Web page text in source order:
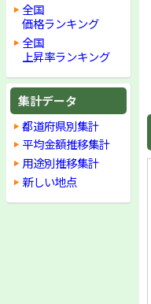
全国
価格ランキング
全国
上昇率ランキング
集計データ
都道府県別集計
平均金額推移集計
用途別推移集計
新しい地点